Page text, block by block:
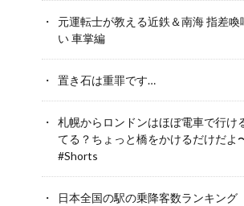
元運転士が教える近鉄＆南海 指差喚
い 車掌編
置き石は重罪です…
札幌からロンドンはほぼ電車で行け
てる？ちょっと橋をかけるだけだよ
#Shorts
日本全国の駅の乗降客数ランキング